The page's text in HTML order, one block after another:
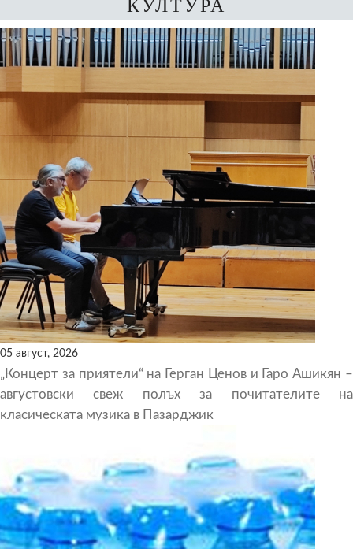
КУЛТУРА
05 август, 2026
„Концерт за приятели“ на Герган Ценов и Гаро Ашикян –
августовски свеж полъх за почитателите на
класическата музика в Пазарджик